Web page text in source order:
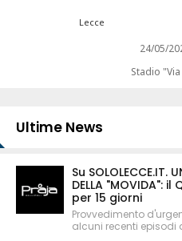
Lecce
24/05/
Stadio
Ultime News
Su SOLOLECCE.IT.
DELLA "MOVIDA":
per 15 giorni
Provvedimento
alcuni recenti episodi